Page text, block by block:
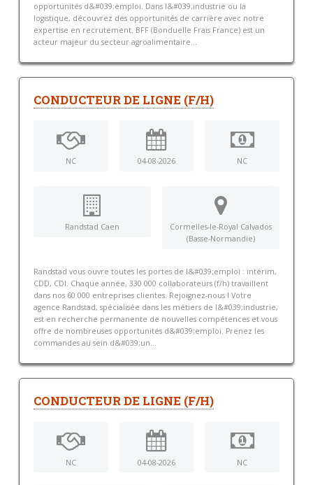
opportunités d&#039;emploi. Dans l&#039;industrie ou la
logistique, découvrez des opportunités de carrière avec notre
expertise en recrutement. BFF (Bonduelle Frais France) est un
acteur majeur du secteur agroalimentaire...
CONDUCTEUR DE LIGNE (F/H)
NC 04-08-2026 NC
Randstad Caen
Cormelles-le-Royal Calvados
(Basse-Normandie)
Randstad vous ouvre toutes les portes de l&#039;emploi : intérim,
CDD, CDI. Chaque année, 330 000 collaborateurs (f/h) travaillent
dans nos 60 000 entreprises clientes. Rejoignez-nous ! Votre
agence Randstad, spécialisée dans les métiers de l&#039;industrie,
est en recherche permanente de nouvelles compétences et vous
offre de nombreuses opportunités d&#039;emploi. Prenez les
commandes au sein d&#039;un...
CONDUCTEUR DE LIGNE (F/H)
NC 04-08-2026 NC